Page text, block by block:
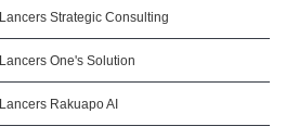
Lancers Strategic Consulting
Lancers One's Solution
Lancers Rakuapo AI